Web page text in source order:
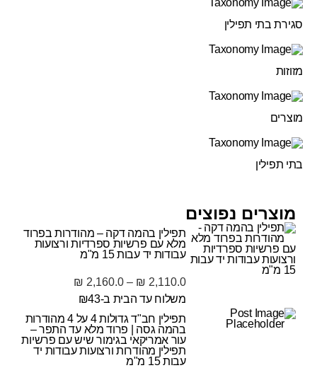
סגירת בתי תפילין
מזוזות
מוצרים
בתי תפילין
מוצרים נפוצים
תפילין בהמה דקה – מהודרות בפרוד
מלא עם פרשיות ספרדיות ורצועות
עבודות יד עבות 15 מ"מ
2,110.0
₪
–
2,160.0
₪
משלוח עד הבית ב-₪43
תפילין חב"ד גדולות 4 על 4 מהודרות
בהמה גסה | פרוד מלא עד התפר –
עור אמריקאי בגימור שיש עם פרשיות
תפילין מהודרות ורצועות עבודות יד
עבות 15 מ"מ